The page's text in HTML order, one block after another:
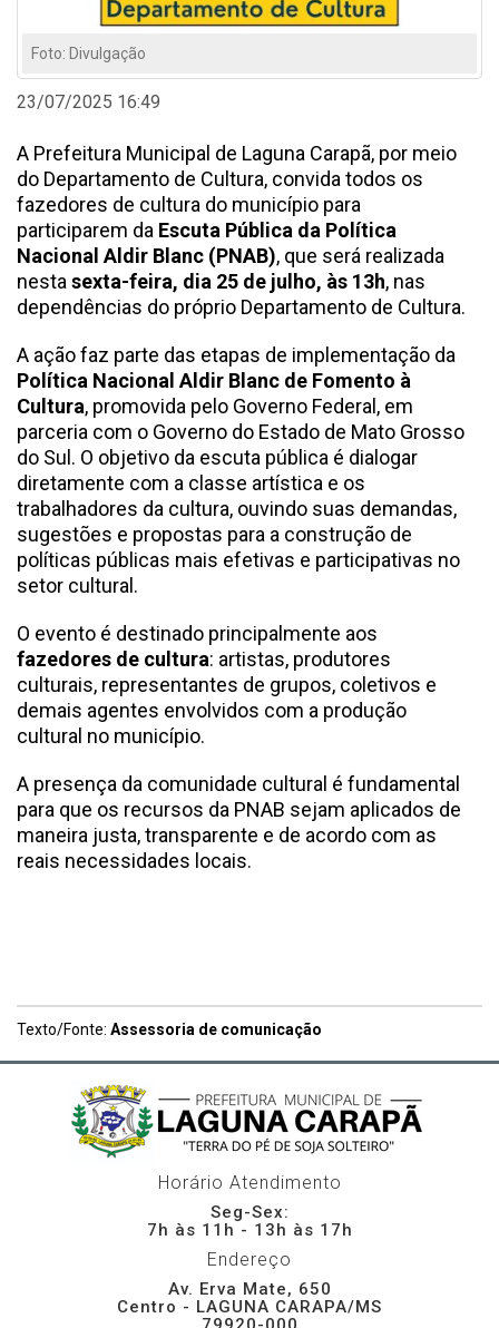
Foto: Divulgação
23/07/2025 16:49
A Prefeitura Municipal de Laguna Carapã, por meio
do Departamento de Cultura, convida todos os
fazedores de cultura do município para
participarem da Escuta Pública da Política
Nacional Aldir Blanc (PNAB), que será realizada
nestasexta-feira, dia 25 de julho, às 13h, nas
dependências do próprio Departamento de Cultura.
A ação faz parte das etapas de implementação da
Política Nacional Aldir Blanc de Fomento à
Cultura, promovida pelo Governo Federal, em
parceria com o Governo do Estado de Mato Grosso
do Sul. O objetivo da escuta pública é dialogar
diretamente com a classe artística e os
trabalhadores da cultura, ouvindo suas demandas,
sugestões e propostas para a construção de
políticas públicas mais efetivas e participativas no
setor cultural.
O evento é destinado principalmente aos
fazedores de cultura: artistas, produtores
culturais, representantes de grupos, coletivos e
demais agentes envolvidos com a produção
cultural no município.
A presença da comunidade cultural é fundamental
para que os recursos da PNAB sejam aplicados de
maneira justa, transparente e de acordo com as
reais necessidades locais.
Texto/Fonte: Assessoria de comunicação
Horário Atendimento
Seg-Sex:
7h às 11h - 13h às 17h
Endereço
Av. Erva Mate, 650
Centro - LAGUNA CARAPA/MS